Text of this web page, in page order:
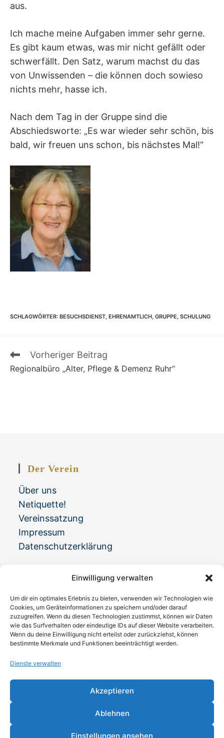
Einwilligung verwalten
Um dir ein optimales Erlebnis zu bieten, verwenden wir Technologien wie
Cookies, um Geräteinformationen zu speichern und/oder darauf
zuzugreifen. Wenn du diesen Technologien zustimmst, können wir Daten
wie das Surfverhalten oder eindeutige IDs auf dieser Website verarbeiten.
Wenn du deine Einwilligung nicht erteilst oder zurückziehst, können
bestimmte Merkmale und Funktionen beeinträchtigt werden.
Dienste verwalten
Akzeptieren
Ablehnen
Einstellungen ansehen
aus.
Ich mache meine Aufgaben immer sehr gerne.
Es gibt kaum etwas, was mir nicht gefällt oder
schwerfällt. Den Satz, warum machst du das
von Unwissenden – die können doch sowieso
nichts mehr, hasse ich.
Nach dem Tag in der Gruppe sind die
Abschiedsworte: „Es war wieder sehr schön, bis
bald, wir freuen uns schon, bis nächstes Mal!“
SCHLAGWÖRTER: BESUCHSDIENST, EHRENAMTLICH, GRUPPE, SCHULUNG
Weitere
Artikel
Vorheriger Beitrag
Regionalbüro „Alter, Pflege & Demenz Ruhr“
Der Verein
Über uns
Netiquette!
Vereinssatzung
Impressum
Datenschutzerklärung
Adresse:
Universitätsstraße 77, 44789
Bochum
Telefon
0234 337772
in
Email:
info@alzheimer-bochum.de